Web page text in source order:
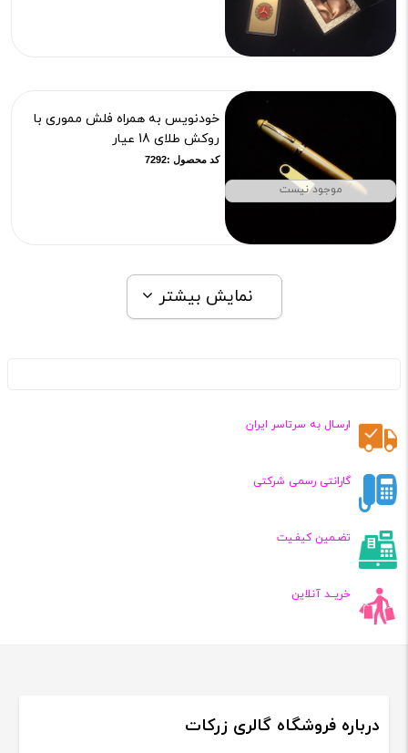
موجود نیست
خودنویس به همراه فلش مموری با
روکش طلای 18 عیار
کد محصول :7292
نمایش بیشتر
ارسـال به سرتاسر ایران
گارانتی رسمی شرکتی
تضـمین کیفـیت
خریــد آنلاین
درباره فروشگاه گالری زرکات